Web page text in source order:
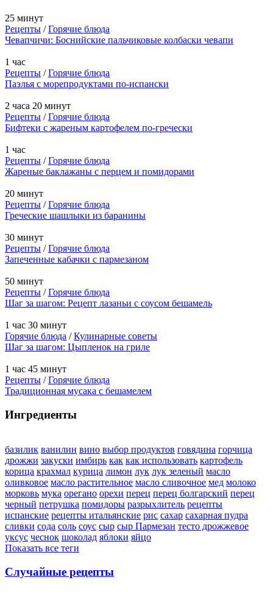
25 минут
Рецепты /Горячие блюда
Чевапчичи: Боснийские пальчиковые колбаски чевапи
1 час
Рецепты /Горячие блюда
Паэлья с морепродуктами по-испански
2 часа 20 минут
Рецепты /Горячие блюда
Бифтеки с жареным картофелем по-гречески
1 час
Рецепты /Горячие блюда
Жареные баклажаны с перцем и помидорами
20 минут
Рецепты /Горячие блюда
Греческие шашлыки из баранины
30 минут
Рецепты /Горячие блюда
Запеченные кабачки с пармезаном
50 минут
Рецепты /Горячие блюда
Шаг за шагом: Рецепт лазаньи с соусом бешамель
1 час 30 минут
Горячие блюда /Кулинарные советы
Шаг за шагом: Цыпленок на гриле
1 час 45 минут
Рецепты /Горячие блюда
Традиционная мусака с бешамелем
Ингредиенты
базилик ванилин вино выбор продуктов говядина горчица
дрожжи закуски имбирь как как использовать картофель
корица крахмал курица лимон лук лук зеленый масло
оливковое масло растительное масло сливочное мед молоко
морковь мука орегано орехи перец перец болгарский перец
черный петрушка помидоры разрыхлитель рецепты
испанские рецепты итальянские рис сахар сахарная пудра
сливки сода соль соус сыр сыр Пармезан тесто дрожжевое
уксус чеснок шоколад яблоки яйцо
Показать все теги
Случайные рецепты